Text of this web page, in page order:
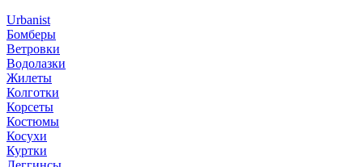
Urbanist
Бомберы
Ветровки
Водолазки
Жилеты
Колготки
Корсеты
Костюмы
Косухи
Куртки